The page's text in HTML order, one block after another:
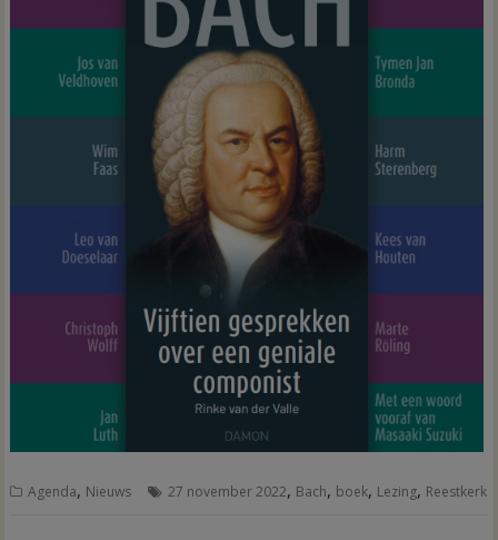
Agenda, Nieuws 27 november 2022, Bach, boek, Lezing, Reestkerk